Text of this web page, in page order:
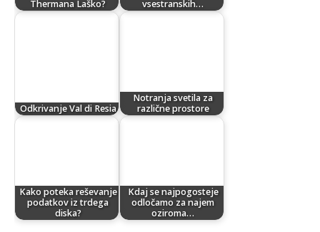
Thermana Laško?
vsestranskih…
Odkrivanje Val di Resia
Notranja svetila za
različne prostore
Kako poteka reševanje
podatkov iz trdega
diska?
Kdaj se najpogosteje
odločamo za najem
oziroma…